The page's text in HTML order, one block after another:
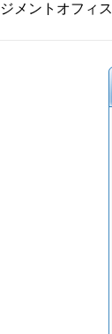
ジメントオフィス